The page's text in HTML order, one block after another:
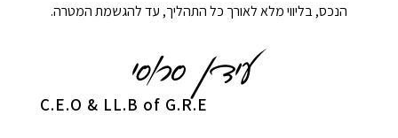
הנכס, בליווי מלא לאורך כל התהליך, עד להגשמת המטרה.
C.E.O & LL.B of G.R.E